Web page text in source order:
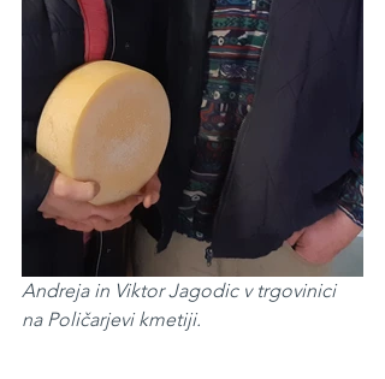
Andreja in Viktor Jagodic v trgovinici
na Poličarjevi kmetiji.